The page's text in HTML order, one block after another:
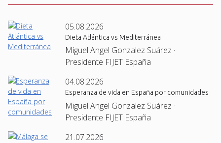
05.08.2026
Dieta Atlántica vs Mediterránea
Miguel Angel Gonzalez Suárez ·
Presidente FIJET España
04.08.2026
Esperanza de vida en España por comunidades
Miguel Angel Gonzalez Suárez ·
Presidente FIJET España
21.07.2026